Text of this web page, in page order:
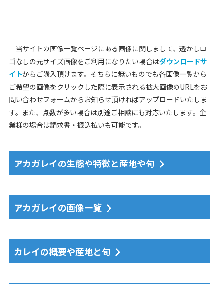
当サイトの画像一覧ページにある画像に関しまして、透かしロ
ゴなしの元サイズ画像をご利用になりたい場合はダウンロードサ
イトからご購入頂けます。そちらに無いものでも各画像一覧から
ご希望の画像をクリックした際に表示される拡大画像のURLをお
問い合わせフォームからお知らせ頂ければアップロードいたしま
す。また、点数が多い場合は別途ご相談にも対応いたします。企
業様の場合は請求書・振込払いも可能です。
アカガレイの生態や特徴と産地や旬
アカガレイの画像一覧
カレイの概要や産地と旬